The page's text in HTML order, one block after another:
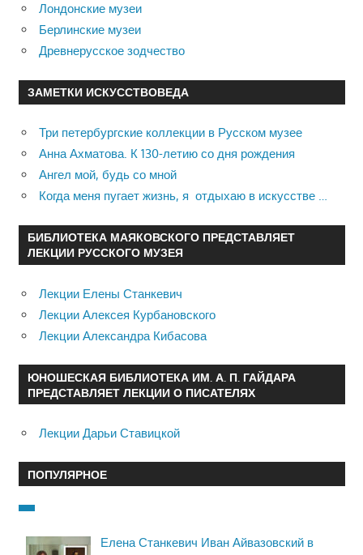
Лондонские музеи
Берлинские музеи
Древнерусское зодчество
ЗАМЕТКИ ИСКУССТВОВЕДА
Три петербургские коллекции в Русском музее
Анна Ахматова. К 130-летию со дня рождения
Ангел мой, будь со мной
Когда меня пугает жизнь, я отдыхаю в искусстве …
БИБЛИОТЕКА МАЯКОВСКОГО ПРЕДСТАВЛЯЕТ
ЛЕКЦИИ РУССКОГО МУЗЕЯ
Лекции Елены Станкевич
Лекции Алексея Курбановского
Лекции Александра Кибасова
ЮНОШЕСКАЯ БИБЛИОТЕКА ИМ. А. П. ГАЙДАРА
ПРЕДСТАВЛЯЕТ ЛЕКЦИИ О ПИСАТЕЛЯХ
Лекции Дарьи Ставицкой
ПОПУЛЯРНОЕ
Елена Станкевич Иван Айвазовский в